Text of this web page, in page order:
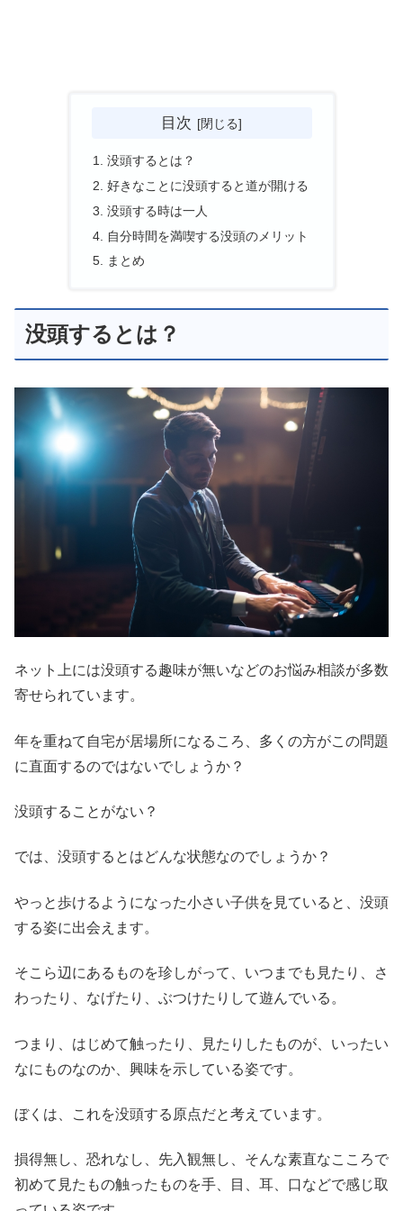
目次
没頭するとは？
好きなことに没頭すると道が開ける
没頭する時は一人
自分時間を満喫する没頭のメリット
まとめ
没頭するとは？
ネット上には没頭する趣味が無いなどのお悩み相談が多数
寄せられています。
年を重ねて自宅が居場所になるころ、多くの方がこの問題
に直面するのではないでしょうか？
没頭することがない？
では、没頭するとはどんな状態なのでしょうか？
やっと歩けるようになった小さい子供を見ていると、没頭
する姿に出会えます。
そこら辺にあるものを珍しがって、いつまでも見たり、さ
わったり、なげたり、ぶつけたりして遊んでいる。
つまり、はじめて触ったり、見たりしたものが、いったい
なにものなのか、興味を示している姿です。
ぼくは、これを没頭する原点だと考えています。
損得無し、恐れなし、先入観無し、そんな素直なこころで
初めて見たもの触ったものを手、目、耳、口などで感じ取